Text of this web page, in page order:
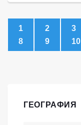
1 2 3
8
9 10
ГЕОГРАФИЯ